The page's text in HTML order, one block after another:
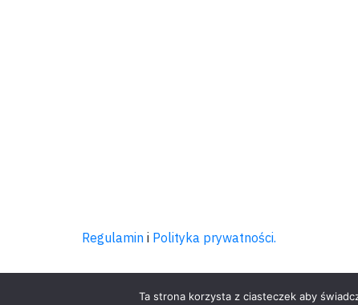
Regulamin i Polityka prywatności.
Ta strona korzysta z ciasteczek aby